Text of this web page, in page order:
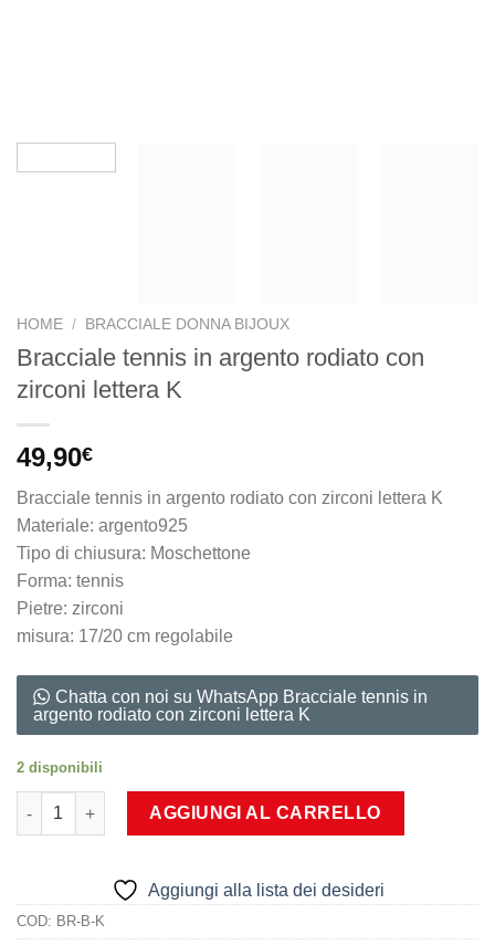
HOME / BRACCIALE DONNA BIJOUX
Bracciale tennis in argento rodiato con
zirconi lettera K
49,90€
Bracciale tennis in argento rodiato con zirconi lettera K
Materiale: argento925
Tipo di chiusura: Moschettone
Forma: tennis
Pietre: zirconi
misura: 17/20 cm regolabile
Chatta con noi su WhatsApp Bracciale tennis in
argento rodiato con zirconi lettera K
2 disponibili
Bracciale tennis in argento rodiato con zirconi lettera K
AGGIUNGI AL CARRELLO
Aggiungi alla lista dei desideri
COD: BR-B-K